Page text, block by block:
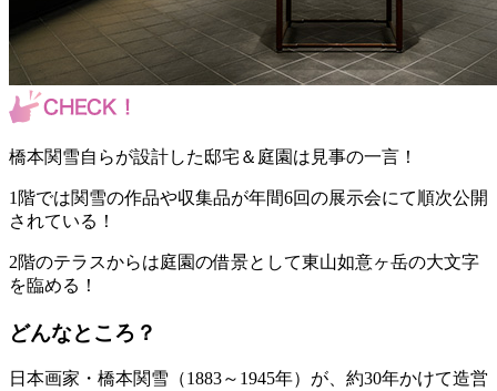
橋本関雪自らが設計した邸宅＆庭園は見事の一言！
1階では関雪の作品や収集品が年間6回の展示会にて順次公開
されている！
2階のテラスからは庭園の借景として東山如意ヶ岳の大文字
を臨める！
どんなところ？
日本画家・橋本関雪（1883～1945年）が、約30年かけて造営